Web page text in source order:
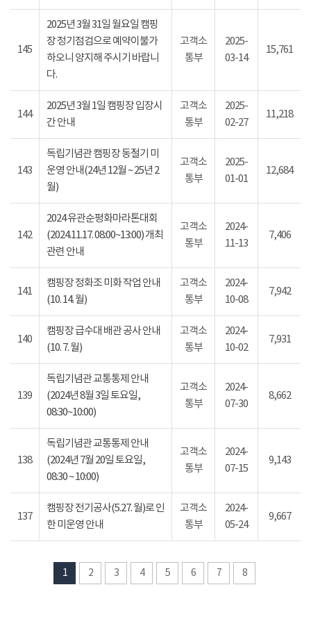
145
2025년 3월 31일 월요일 캠핑
장 정기점검으로 예약이불가
하오니 양지해 주시기 바랍니
다.
고객소
통부
2025-
03-14
15,761
144
2025년 3월 1일 캠핑장 입장시
간 안내
고객소
통부
2025-
02-27
11,218
143
독립기념관 캠핑장 동절기 미
운영 안내(24년 12월 ~ 25년 2
월)
고객소
통부
2025-
01-01
12,684
142
2024 유관순평화마라톤대회
(2024.11.17. 08:00~13:00) 개최
관련 안내
고객소
통부
2024-
11-13
7,406
141
캠핑장 정화조 미화 작업 안내
(10. 14. 월)
고객소
통부
2024-
10-08
7,942
140
캠핑장 급수대 배관 공사 안내
(10. 7. 월)
고객소
통부
2024-
10-02
7,931
139
독립기념관 교통통제 안내
(2024년 8월 3일 토요일,
08:30~10:00)
고객소
통부
2024-
07-30
8,662
138
독립기념관 교통통제 안내
(2024년 7월 20일 토요일,
08:30 ~ 10:00)
고객소
통부
2024-
07-15
9,143
137
캠핑장 전기공사(5.27. 월)로 인
한 미운영 안내
고객소
통부
2024-
05-24
9,667
1 2 3 4 5 6 7 8